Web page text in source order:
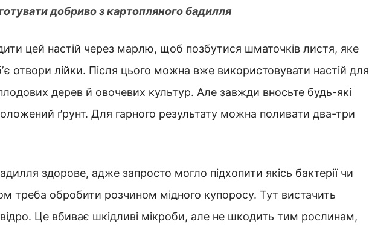
добриво з картопляного бадилля
цей настій через марлю, щоб позбутися шматочків листя, яке
отвори лійки. Після цього можна вже використовувати настій для
плодових дерев й овочевих культур. Але завжди вносьте будь-які
ґрунт. Для гарного результату можна поливати два-три
здорове, адже запросто могло підхопити якісь бактерії чи
треба обробити розчином мідного купоросу. Тут вистачить
Це вбиває шкідливі мікроби, але не шкодить тим рослинам,